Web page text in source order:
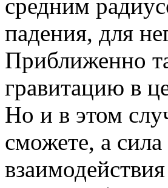
средним
падения, для
Приближенно
гравитацию в
Но и в этом
сможете, а